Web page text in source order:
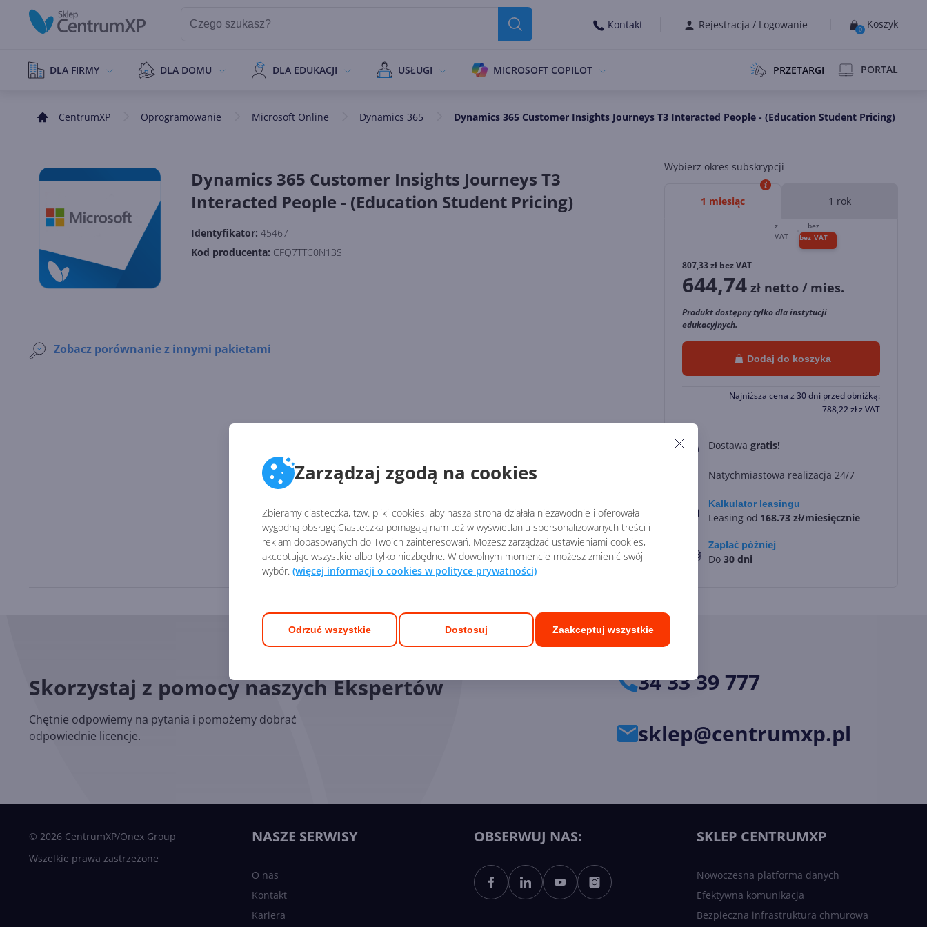
Zarządzaj zgodą na cookies
Zbieramy ciasteczka, tzw. pliki cookies, aby nasza strona działała niezawodnie i oferowała
wygodną obsługę.Ciasteczka pomagają nam też w wyświetlaniu spersonalizowanych treści i
reklam dopasowanych do Twoich zainteresowań. Możesz zarządzać ustawieniami cookies,
akceptując wszystkie albo tylko niezbędne. W dowolnym momencie możesz zmienić swój
wybór. (więcej informacji o cookies w polityce prywatności)
Odrzuć wszystkie Dostosuj Zaakceptuj wszystkie
Kontakt Rejestracja / Logowanie 0 Koszyk
DLA FIRMY DLA DOMU DLA EDUKACJI USŁUGI MICROSOFT COPILOT PRZETARGI PORTAL
CentrumXP Oprogramowanie Microsoft Online Dynamics 365 Dynamics 365 Customer Insights Journeys T3 Interacted People - (Education Student Pricing)
Dynamics 365 Customer Insights Journeys T3
Interacted People - (Education Student Pricing)
Wybierz okres subskrypcji
1 miesiąc 1 rok
807,33zł bez VAT
644,74 zł netto / mies.
Produkt dostępny tylko dla instytucji
edukacyjnych.
Dodaj do koszyka
Najniższa cena z 30 dni przed obniżką:
788,22złz VAT
Dostawa gratis!
Natychmiastowa realizacja 24/7
Kalkulator leasingu
Leasing od 168.73 zł/miesięcznie
Zapłać później
Do 30 dni
Identyfikator: 45467
Kod producenta: CFQ7TTC0N13S
Zobacz porównanie z innymi pakietami
Skorzystaj z pomocy naszych Ekspertów
Chętnie odpowiemy na pytania i pomożemy dobrać
odpowiednie licencje.
34 33 39 777
sklep@centrumxp.pl
© 2026 CentrumXP/Onex Group
Wszelkie prawa zastrzeżone
NASZE SERWISY
O nas
Kontakt
Kariera
OBSERWUJ NAS: SKLEP CENTRUMXP
Nowoczesna platforma danych
Efektywna komunikacja
Bezpieczna infrastruktura chmurowa